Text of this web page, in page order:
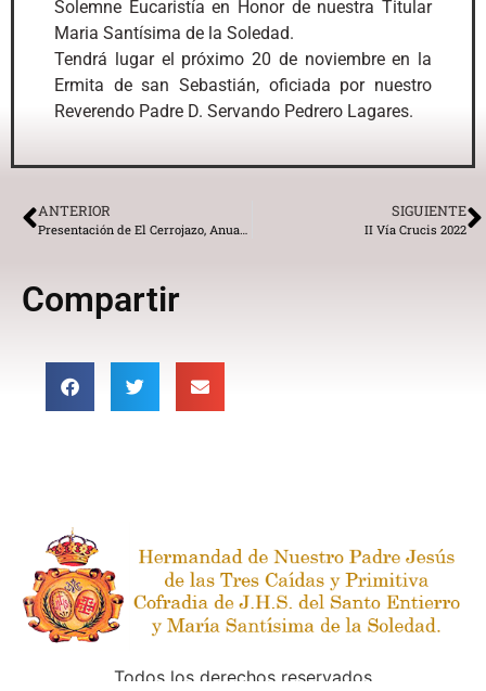
Solemne Eucaristía en Honor de nuestra Titular
Maria Santísima de la Soledad.
Tendrá lugar el próximo 20 de noviembre en la
Ermita de san Sebastián, oficiada por nuestro
Reverendo Padre D. Servando Pedrero Lagares.
ANTERIOR SIGUIENTE
II Vía Crucis 2022
Compartir
Todos los derechos reservados